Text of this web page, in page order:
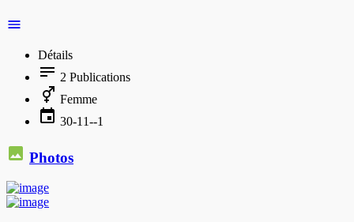
Détails
2 Publications
Femme
30-11--1
Photos